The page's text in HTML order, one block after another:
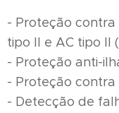
- Proteção contra
tipo II e AC tipo II
- Proteção anti-
- Proteção
- Detecção de